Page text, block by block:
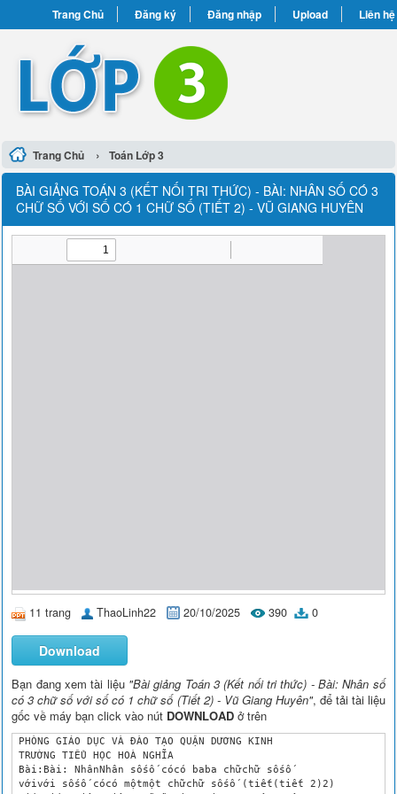
Trang Chủ Đăng ký Đăng nhập Upload Liên hệ
Trang Chủ › Toán Lớp 3
BÀI GIẢNG TOÁN 3 (KẾT NỐI TRI THỨC) - BÀI: NHÂN SỐ CÓ 3
CHỮ SỐ VỚI SỐ CÓ 1 CHỮ SỐ (TIẾT 2) - VŨ GIANG HUYÊN
11 trang ThaoLinh22 20/10/2025 390 0
Download
Bạn đang xem tài liệu "Bài giảng Toán 3 (Kết nối tri thức) - Bài: Nhân số
có 3 chữ số với số có 1 chữ số (Tiết 2) - Vũ Giang Huyên", để tải tài liệu
gốc về máy bạn click vào nút DOWNLOAD ở trên
PHÒNG GIÁO DỤC VÀ ĐÀO TẠO QUẬN DƯƠNG KINH
TRƯỜNG TIỂU HỌC HOÀ NGHĨA
Bài:Bài: NhânNhân sốsố cócó baba chữchữ sốsố
vớivới sốsố cócó mộtmột chữchữ sốsố (tiết(tiết 2)2)